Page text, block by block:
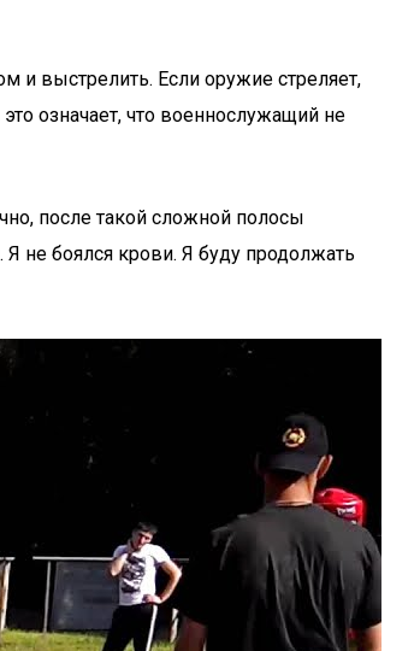
и выстрелить. Если оружие стреляет,
означает, что военнослужащий не
после такой сложной полосы
не боялся крови. Я буду продолжать